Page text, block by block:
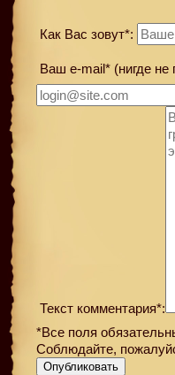
Как Вас зовут*:
Ваш e-mail* (нигде не
Текст комментария*:
*Все поля
Соблюдайте,
Опубликовать